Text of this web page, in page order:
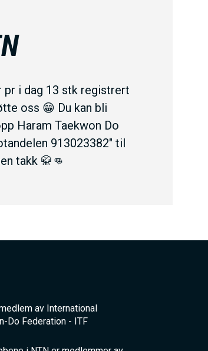
pr i dag 13 stk registrert
oss 😁 Du kan bli
Haram Taekwon Do
913023382" til
takk 🥋👊
av International
Do Federation - ITF